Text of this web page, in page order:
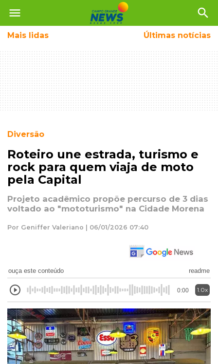
menu search
Mais lidas Últimas notícias
Diversão
Roteiro une estrada, turismo e
rock para quem viaja de moto
pela Capital
Projeto acadêmico propõe percurso de 3 dias
voltado ao "mototurismo" na Cidade Morena
Por Geniffer Valeriano | 06/01/2026 07:40
ouça este conteúdo readme
0:00 1.0x